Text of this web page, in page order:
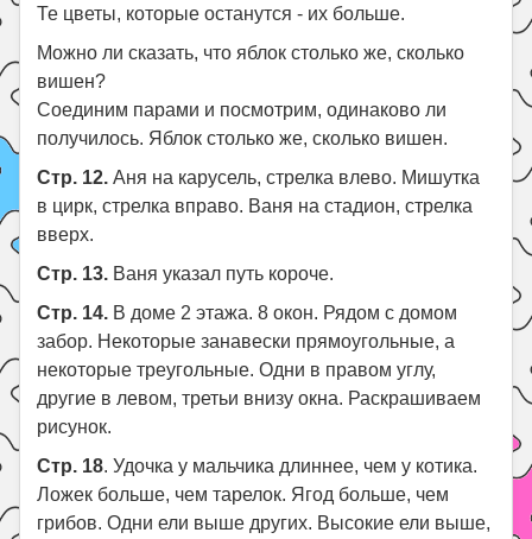
Те цветы, которые останутся - их больше.
Можно ли сказать, что яблок столько же, сколько
вишен?
Соединим парами и посмотрим, одинаково ли
получилось. Яблок столько же, сколько вишен.
Стр. 12. Аня на карусель, стрелка влево. Мишутка
в цирк, стрелка вправо. Ваня на стадион, стрелка
вверх.
Стр. 13. Ваня указал путь короче.
Стр. 14. В доме 2 этажа. 8 окон. Рядом с домом
забор. Некоторые занавески прямоугольные, а
некоторые треугольные. Одни в правом углу,
другие в левом, третьи внизу окна. Раскрашиваем
рисунок.
Стр. 18. Удочка у мальчика длиннее, чем у котика.
Ложек больше, чем тарелок. Ягод больше, чем
грибов. Одни ели выше других. Высокие ели выше,